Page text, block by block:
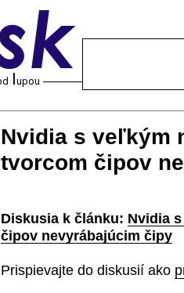
Nvidia s veľkým
tvorcom čipov
Diskusia k článku: Nvidia
čipov nevyrábajúcim čipy
Prispievajte do diskusií ako